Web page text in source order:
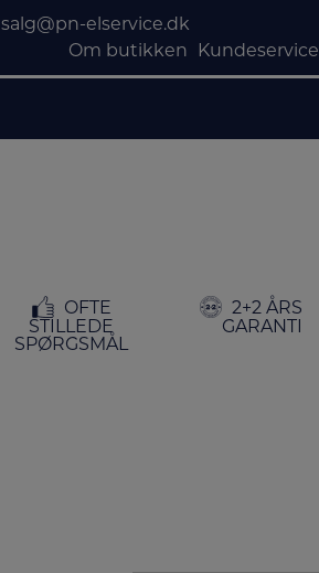
salg@pn-elservice.dk
Om butikken
Kundeservice
OFTE
STILLEDE
SPØRGSMÅL
2+2 ÅRS
GARANTI